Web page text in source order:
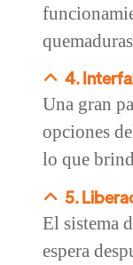
4.
Una gran
opciones
lo que
5.
El sistema
espera